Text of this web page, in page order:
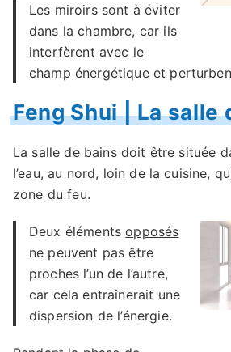
Les miroirs sont à éviter
dans la chambre, car ils
interfèrent avec le
champ énergétique et
Feng Shui | La salle
La salle de bains doit être située
l’eau, au nord, loin de la cuisine,
zone du feu.
Deux élémentsopposés
ne peuvent pas être
proches l’un de l’autre,
car cela entraînerait une
dispersion de l’énergie.